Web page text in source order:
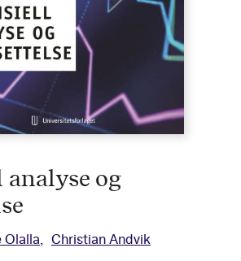
og
Olalla Christian Andvik